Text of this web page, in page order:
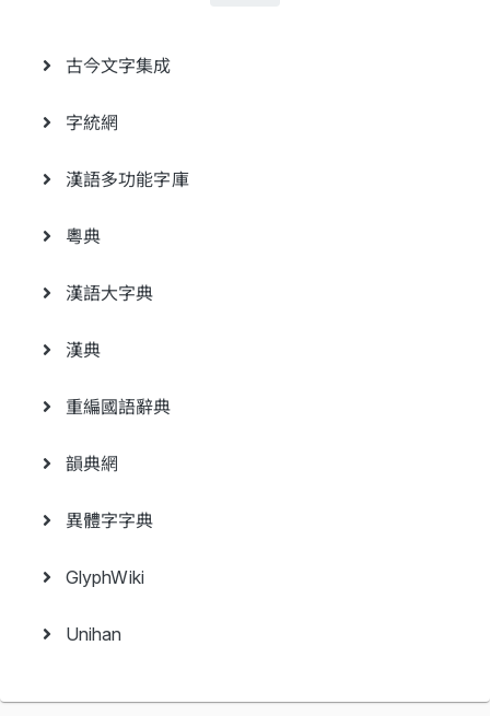
古今文字集成
字統網
漢語多功能字庫
粵典
漢語大字典
漢典
重編國語辭典
韻典網
異體字字典
GlyphWiki
Unihan